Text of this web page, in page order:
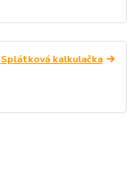
Splátková kalkulačka